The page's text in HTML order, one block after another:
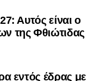
Απόλλωνα Σμύρνης.
Σαρωνικού και
Αυτός είναι ο
της Φθιώτιδας
εντός έδρας με